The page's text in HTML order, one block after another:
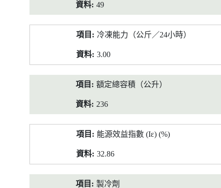
49
冷凍能力（公斤／24小時）
3.00
額定總容積（公升）
236
能源效益指數 (Iε) (%)
32.86
製冷劑